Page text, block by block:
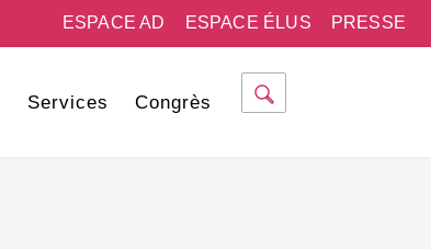
PRESSE
ESPACE ÉLUS
ESPACE AD
Services Congrès